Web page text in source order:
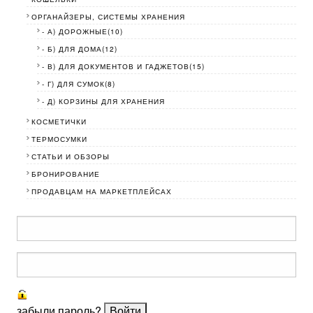
ОРГАНАЙЗЕРЫ, СИСТЕМЫ ХРАНЕНИЯ
- А) ДОРОЖНЫЕ(10)
- Б) ДЛЯ ДОМА(12)
- В) ДЛЯ ДОКУМЕНТОВ И ГАДЖЕТОВ(15)
- Г) ДЛЯ СУМОК(8)
- Д) КОРЗИНЫ ДЛЯ ХРАНЕНИЯ
КОСМЕТИЧКИ
ТЕРМОСУМКИ
СТАТЬИ И ОБЗОРЫ
БРОНИРОВАНИЕ
ПРОДАВЦАМ НА МАРКЕТПЛЕЙСАХ